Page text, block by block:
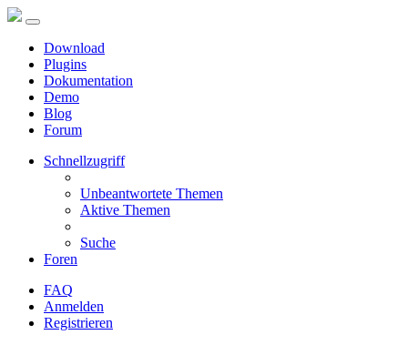
Download
Plugins
Dokumentation
Demo
Blog
Forum
Schnellzugriff
Unbeantwortete Themen
Aktive Themen
Suche
Foren
FAQ
Anmelden
Registrieren